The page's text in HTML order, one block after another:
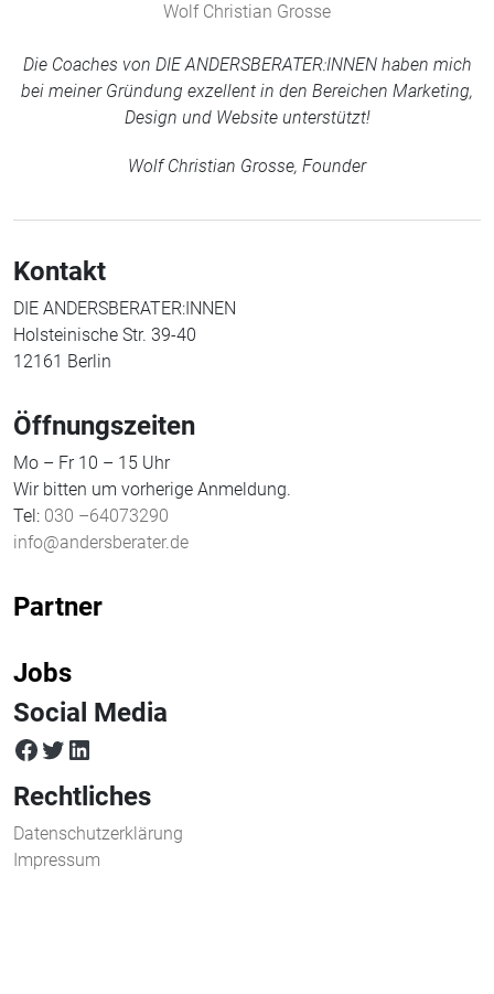
Wolf Christian Grosse
Die Coaches von DIE ANDERSBERATER:INNEN haben mich
bei meiner Gründung exzellent in den Bereichen Marketing,
Design und Website unterstützt!
Wolf Christian Grosse, Founder
Kontakt
DIE ANDERSBERATER:INNEN
Holsteinische Str. 39-40
12161 Berlin
Öffnungszeiten
Mo – Fr 10 – 15 Uhr
Wir bitten um vorherige Anmeldung.
Tel: 030 –64073290
info@andersberater.de
Partner
Jobs
Social Media
facebook
twitterLinkedIn
Rechtliches
Datenschutzerklärung
Impressum